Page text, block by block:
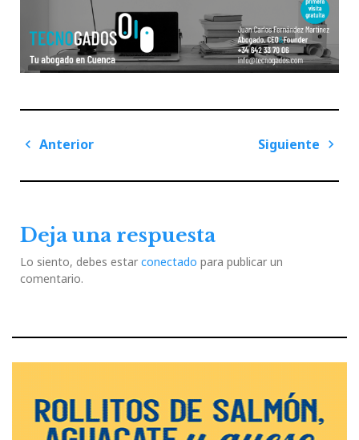
Navegación
entradas
Anterior
Siguiente
Deja una respuesta
Lo siento, debes estar conectado para publicar un
comentario.